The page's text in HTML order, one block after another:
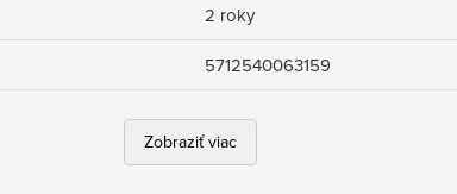
2 roky
5712540063159
Zobraziť viac